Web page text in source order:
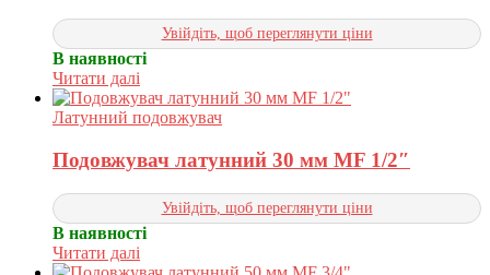
Увійдіть, щоб переглянути ціни
В наявності
Читати далі
Латунний подовжувач
Подовжувач латунний 30 мм MF 1/2″
Увійдіть, щоб переглянути ціни
В наявності
Читати далі